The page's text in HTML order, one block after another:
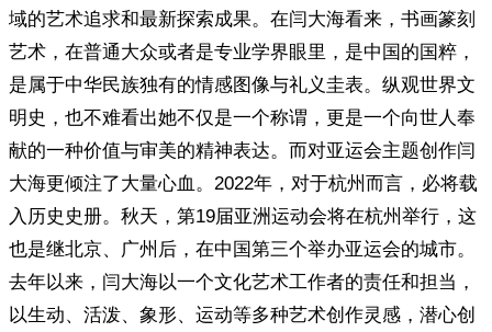
域的艺术追求和最新探索成果。在闫大海看来，书画篆刻
艺术，在普通大众或者是专业学界眼里，是中国的国粹，
是属于中华民族独有的情感图像与礼义圭表。纵观世界文
明史，也不难看出她不仅是一个称谓，更是一个向世人奉
献的一种价值与审美的精神表达。而对亚运会主题创作闫
大海更倾注了大量心血。2022年，对于杭州而言，必将载
入历史史册。秋天，第19届亚洲运动会将在杭州举行，这
也是继北京、广州后，在中国第三个举办亚运会的城市。
去年以来，闫大海以一个文化艺术工作者的责任和担当，
以生动、活泼、象形、运动等多种艺术创作灵感，潜心创